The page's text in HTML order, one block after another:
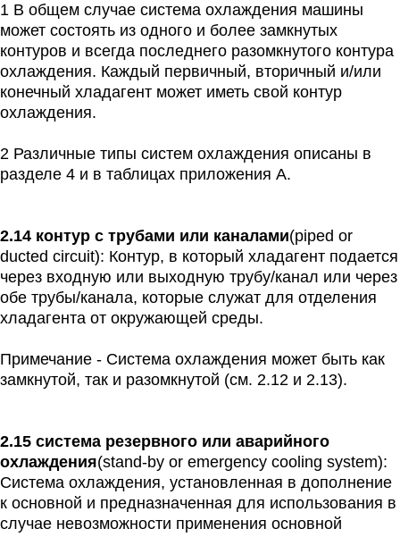
1 В общем случае система охлаждения машины
может состоять из одного и более замкнутых
контуров и всегда последнего разомкнутого контура
охлаждения. Каждый первичный, вторичный и/или
конечный хладагент может иметь свой контур
охлаждения.
2 Различные типы систем охлаждения описаны в
разделе 4 и в таблицах приложения A.
2.14 контур с трубами или каналами(piped or
ducted circuit): Контур, в который хладагент подается
через входную или выходную трубу/канал или через
обе трубы/канала, которые служат для отделения
хладагента от окружающей среды.
Примечание - Система охлаждения может быть как
замкнутой, так и разомкнутой (см. 2.12 и 2.13).
2.15 система резервного или аварийного
охлаждения(stand-by or emergency cooling system):
Система охлаждения, установленная в дополнение
к основной и предназначенная для использования в
случае невозможности применения основной